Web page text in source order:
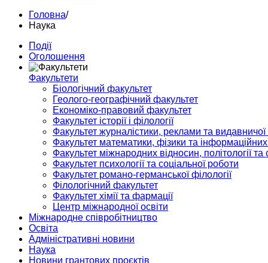
Головна/
Наука
Події
Оголошення
Факультети
Біологічний факультет
Геолого-географічний факультет
Економіко-правовий факультет
Факультет історії і філології
Факультет журналістики, реклами та
Факультет математики, фізики та інформаційних
Факультет міжнародних відносин, політології та
Факультет психології та соціальної роботи
Факультет романо-германської філології
Філологічний факультет
Факультет хімії та фармації
Центр міжнародної освіти
Міжнародне співробітництво
Освіта
Адміністративні новини
Наука
Новини грантових проєктів